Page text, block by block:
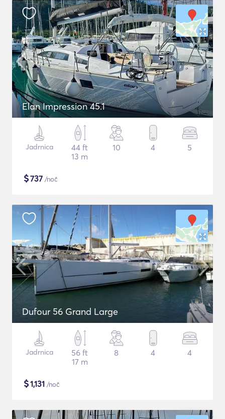
Elan Impression 45.1
Jadrnica
44 ft
13 m
10 4 5
$737 /noč
Dufour 56 Grand Large
Jadrnica
56 ft
17 m
8 4 4
$1,131 /noč